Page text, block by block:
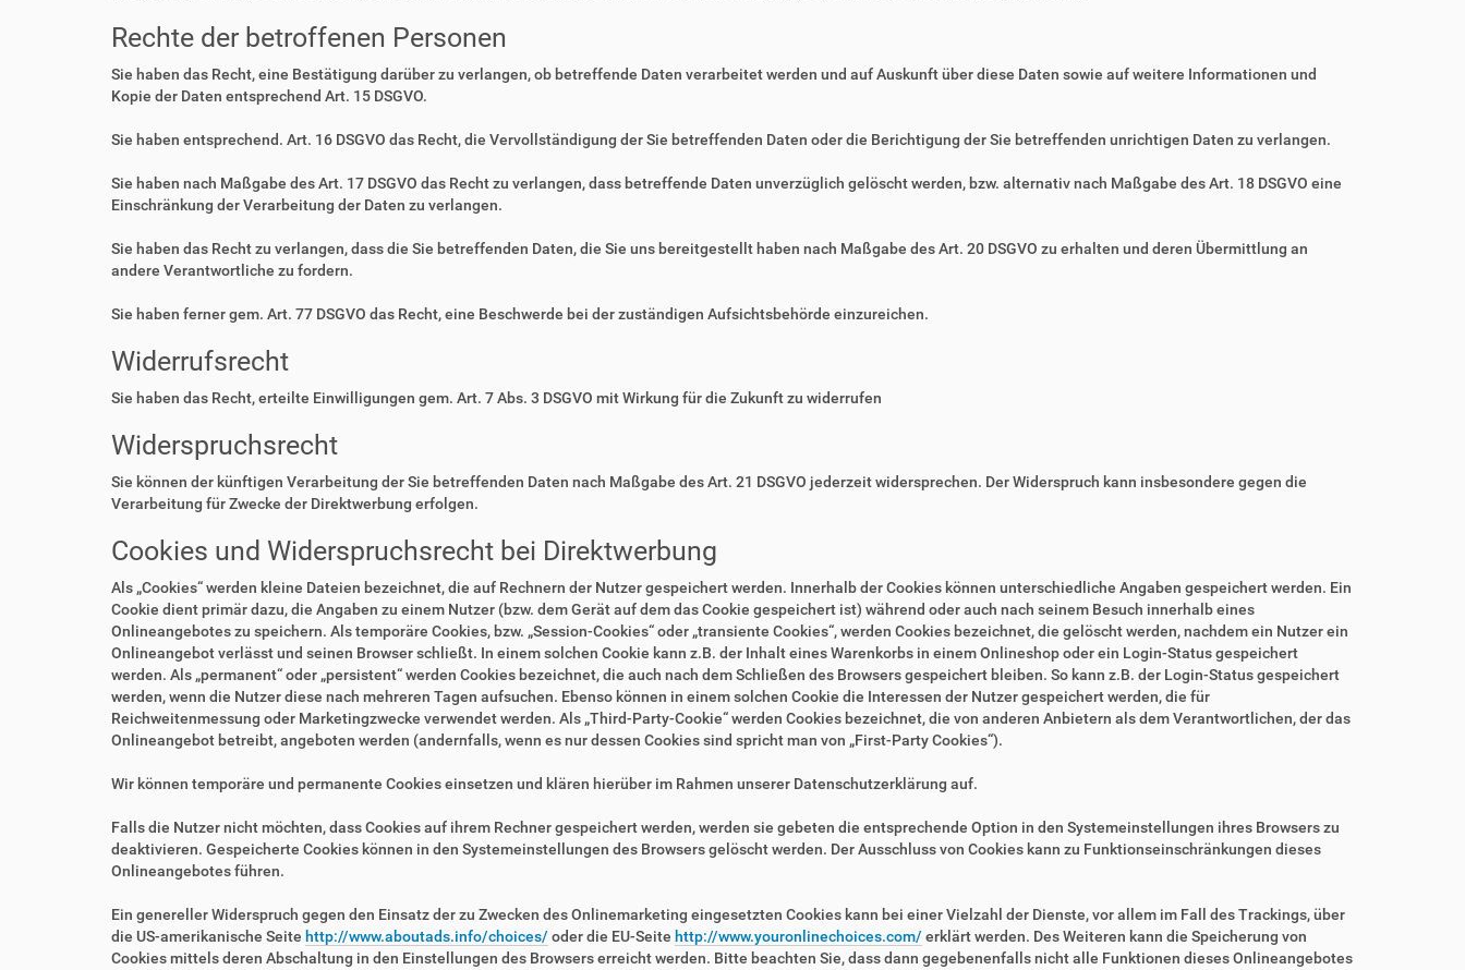
Rechte der betroffenen Personen
Sie haben das Recht, eine Bestätigung darüber zu verlangen, ob betreffende Daten verarbeitet werden und auf Auskunft über diese Daten sowie auf weitere Informationen und
Kopie der Daten entsprechend Art. 15 DSGVO.
Sie haben entsprechend. Art. 16 DSGVO das Recht, die Vervollständigung der Sie betreffenden Daten oder die Berichtigung der Sie betreffenden unrichtigen Daten zu verlangen.
Sie haben nach Maßgabe des Art. 17 DSGVO das Recht zu verlangen, dass betreffende Daten unverzüglich gelöscht werden, bzw. alternativ nach Maßgabe des Art. 18 DSGVO eine
Einschränkung der Verarbeitung der Daten zu verlangen.
Sie haben das Recht zu verlangen, dass die Sie betreffenden Daten, die Sie uns bereitgestellt haben nach Maßgabe des Art. 20 DSGVO zu erhalten und deren Übermittlung an
andere Verantwortliche zu fordern.
Sie haben ferner gem. Art. 77 DSGVO das Recht, eine Beschwerde bei der zuständigen Aufsichtsbehörde einzureichen.
Widerrufsrecht
Sie haben das Recht, erteilte Einwilligungen gem. Art. 7 Abs. 3 DSGVO mit Wirkung für die Zukunft zu widerrufen
Widerspruchsrecht
Sie können der künftigen Verarbeitung der Sie betreffenden Daten nach Maßgabe des Art. 21 DSGVO jederzeit widersprechen. Der Widerspruch kann insbesondere gegen die
Verarbeitung für Zwecke der Direktwerbung erfolgen.
Cookies und Widerspruchsrecht bei Direktwerbung
Als „Cookies“ werden kleine Dateien bezeichnet, die auf Rechnern der Nutzer gespeichert werden. Innerhalb der Cookies können unterschiedliche Angaben gespeichert werden. Ein
Cookie dient primär dazu, die Angaben zu einem Nutzer (bzw. dem Gerät auf dem das Cookie gespeichert ist) während oder auch nach seinem Besuch innerhalb eines
Onlineangebotes zu speichern. Als temporäre Cookies, bzw. „Session-Cookies“ oder „transiente Cookies“, werden Cookies bezeichnet, die gelöscht werden, nachdem ein Nutzer ein
Onlineangebot verlässt und seinen Browser schließt. In einem solchen Cookie kann z.B. der Inhalt eines Warenkorbs in einem Onlineshop oder ein Login-Status gespeichert
werden. Als „permanent“ oder „persistent“ werden Cookies bezeichnet, die auch nach dem Schließen des Browsers gespeichert bleiben. So kann z.B. der Login-Status gespeichert
werden, wenn die Nutzer diese nach mehreren Tagen aufsuchen. Ebenso können in einem solchen Cookie die Interessen der Nutzer gespeichert werden, die für
Reichweitenmessung oder Marketingzwecke verwendet werden. Als „Third-Party-Cookie“ werden Cookies bezeichnet, die von anderen Anbietern als dem Verantwortlichen, der das
Onlineangebot betreibt, angeboten werden (andernfalls, wenn es nur dessen Cookies sind spricht man von „First-Party Cookies“).
Wir können temporäre und permanente Cookies einsetzen und klären hierüber im Rahmen unserer Datenschutzerklärung auf.
Falls die Nutzer nicht möchten, dass Cookies auf ihrem Rechner gespeichert werden, werden sie gebeten die entsprechende Option in den Systemeinstellungen ihres Browsers zu
deaktivieren. Gespeicherte Cookies können in den Systemeinstellungen des Browsers gelöscht werden. Der Ausschluss von Cookies kann zu Funktionseinschränkungen dieses
Onlineangebotes führen.
Ein genereller Widerspruch gegen den Einsatz der zu Zwecken des Onlinemarketing eingesetzten Cookies kann bei einer Vielzahl der Dienste, vor allem im Fall des Trackings, über
die US-amerikanische Seite http://www.aboutads.info/choices/ oder die EU-Seite http://www.youronlinechoices.com/ erklärt werden. Des Weiteren kann die Speicherung von
Cookies mittels deren Abschaltung in den Einstellungen des Browsers erreicht werden. Bitte beachten Sie, dass dann gegebenenfalls nicht alle Funktionen dieses Onlineangebotes